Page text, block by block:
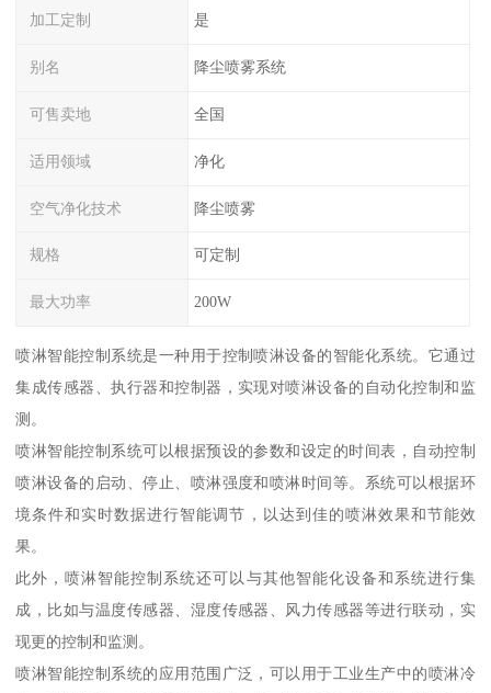
加工定制 是
别名 降尘喷雾系统
可售卖地 全国
适用领域 净化
空气净化技术 降尘喷雾
规格 可定制
最大功率 200W
喷淋智能控制系统是一种用于控制喷淋设备的智能化系统。它通过
集成传感器、执行器和控制器，实现对喷淋设备的自动化控制和监
测。
喷淋智能控制系统可以根据预设的参数和设定的时间表，自动控制
喷淋设备的启动、停止、喷淋强度和喷淋时间等。系统可以根据环
境条件和实时数据进行智能调节，以达到佳的喷淋效果和节能效
果。
此外，喷淋智能控制系统还可以与其他智能化设备和系统进行集
成，比如与温度传感器、湿度传感器、风力传感器等进行联动，实
现更的控制和监测。
喷淋智能控制系统的应用范围广泛，可以用于工业生产中的喷淋冷